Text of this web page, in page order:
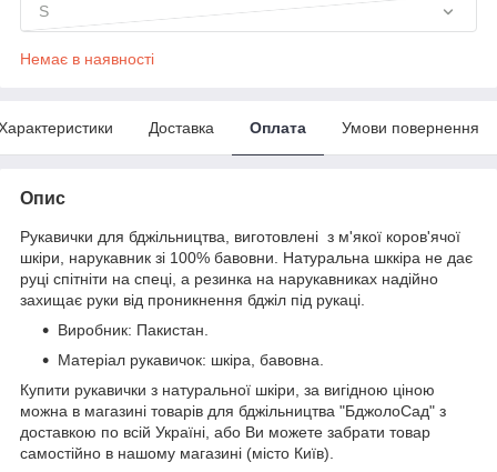
S
Немає в наявності
Доставка Оплата Умови повернення
Опис
Рукавички для бджільництва, виготовлені з м'якої коров'ячої
шкіри, нарукавник зі 100% бавовни. Натуральна шккіра не дає
руці спітніти на спеці, а резинка на нарукавниках надійно
захищає руки від проникнення бджіл під рукаці.
Виробник: Пакистан.
Матеріал рукавичок: шкіра, бавовна.
Купити рукавички з натуральної шкіри, за вигідною ціною
можна в магазині товарів для бджільництва "БджолоСад" з
доставкою по всій Україні, або Ви можете забрати товар
самостійно в нашому магазині (місто Київ).